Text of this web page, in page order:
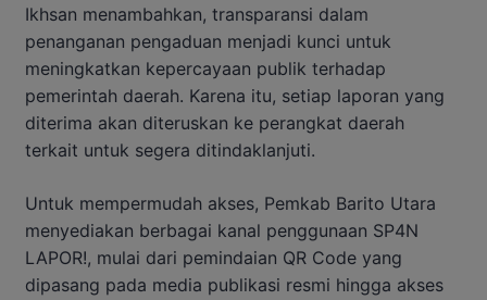
Ikhsan menambahkan, transparansi dalam
penanganan pengaduan menjadi kunci untuk
meningkatkan kepercayaan publik terhadap
pemerintah daerah. Karena itu, setiap laporan yang
diterima akan diteruskan ke perangkat daerah
terkait untuk segera ditindaklanjuti.
Untuk mempermudah akses, Pemkab Barito Utara
menyediakan berbagai kanal penggunaan SP4N
LAPOR!, mulai dari pemindaian QR Code yang
dipasang pada media publikasi resmi hingga akses